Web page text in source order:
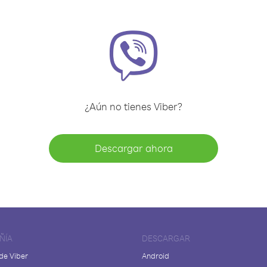
¿Aún no tienes Viber?
Descargar ahora
Viber
DESCARGAR
Android